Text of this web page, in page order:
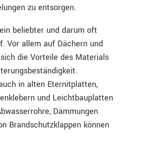
zu entsorgen.
beliebter und darum oft
Vor allem auf Dächern und
die Vorteile des Materials
in alten Eternitplatten,
und Leichtbauplatten
Dämmungen
Brandschutzklappen können